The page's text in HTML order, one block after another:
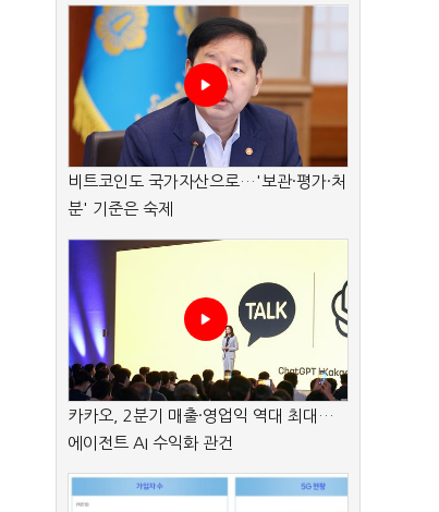
비트코인도 국가자산으로…'보관·평가·처
분' 기준은 숙제
카카오, 2분기 매출·영업익 역대 최대…
에이전트 AI 수익화 관건